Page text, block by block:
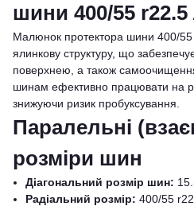
шини 400/55
Малюнок протектора шини 400/
ялинкову структуру, що
поверхнею, а також
шинам ефективно працювати на
знижуючи ризик пробуксування.
Паралельні
розміри шин
Діагональний розмір шин:
Радіальний розмір: 400/55